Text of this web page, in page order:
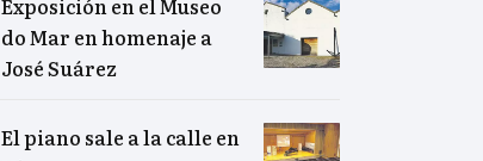
Exposición en el Museo
do Mar en homenaje a
José Suárez
El piano sale a la calle en